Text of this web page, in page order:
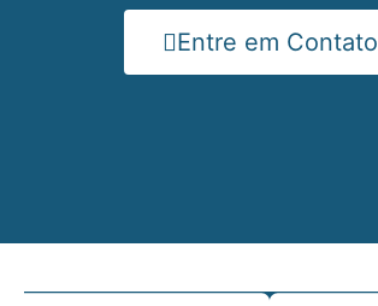
Entre em Contato